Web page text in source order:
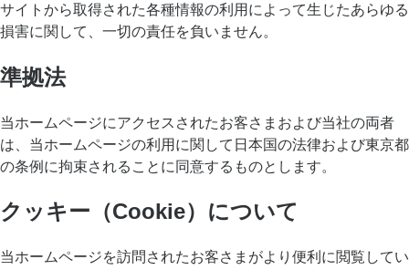
サイトから取得された各種情報の利用によって生じたあらゆる
損害に関して、一切の責任を負いません。
準拠法
当ホームページにアクセスされたお客さまおよび当社の両者
は、当ホームページの利用に関して日本国の法律および東京都
の条例に拘束されることに同意するものとします。
クッキー（Cookie）について
当ホームページを訪問されたお客さまがより便利に閲覧してい